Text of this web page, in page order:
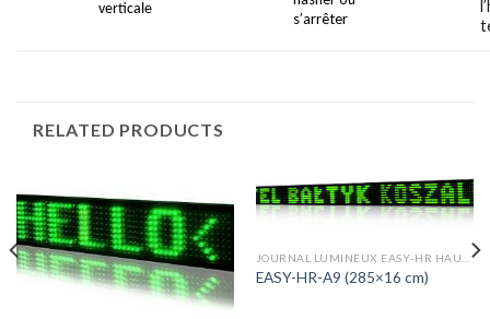
verticale
s’arrêter
RELATED PRODUCTS
JOURNAL LUMINEUX EASY-HR HAUTEUR 16 CM PITCH 16MM
EASY-HR-A9 (285×16 cm)